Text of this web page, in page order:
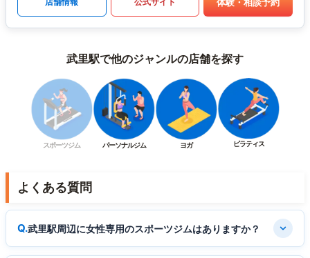
武里駅で他のジャンルの店舗を探す
スポーツジム パーソナルジム ヨガ ピラティス
よくある質問
武里駅周辺に女性専用のスポーツジムはありますか？